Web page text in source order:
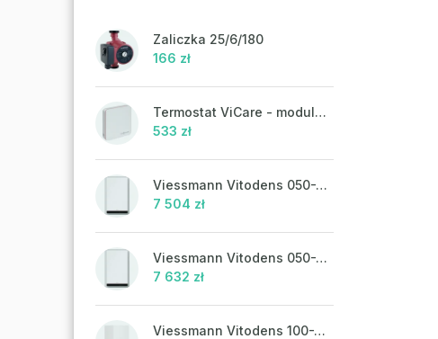
Zaliczka 25/6/180
166 zł
Termostat ViCare - modulacja
533 zł
Viessmann Vitodens 050-W, 19 kW
7 504 zł
Viessmann Vitodens 050-W, 19 kW, ciepła woda użytkowa
7 632 zł
Viessmann Vitodens 100-W, 19 kW